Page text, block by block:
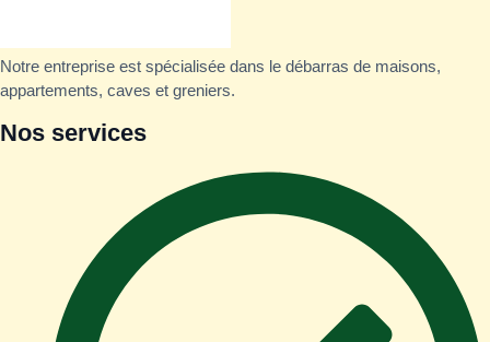
Notre entreprise est spécialisée dans le débarras de maisons,
appartements, caves et greniers.
Nos services